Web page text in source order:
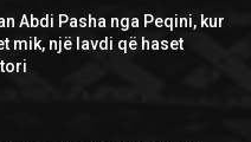
Abdi Pasha nga Peqini, kur
mik, një lavdi që haset